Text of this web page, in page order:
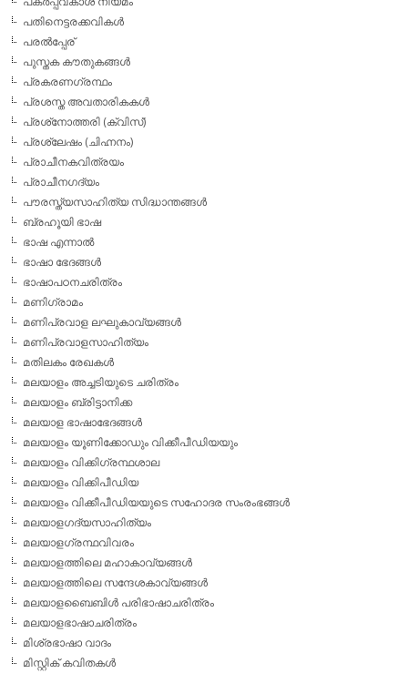
പതിനെട്ടരക്കവികള്‍
പരല്‍പ്പേര്
പുസ്തക കൗതുകങ്ങള്‍
പ്രകരണഗ്രന്ഥം
പ്രശസ്ത അവതാരികകള്‍
പ്രശ്‌നോത്തരി (ക്വിസ്)
പ്രശ്ലേഷം (ചിഹ്നനം)
പ്രാചീനകവിത്രയം
പ്രാചീനഗദ്യം
പൗരസ്ത്യസാഹിത്യ സിദ്ധാന്തങ്ങള്‍
ബ്രഹൂയി ഭാഷ
ഭാഷ എന്നാല്‍
ഭാഷാ ഭേദങ്ങള്‍
ഭാഷാപഠനചരിത്രം
മണിഗ്രാമം
മണിപ്രവാള ലഘുകാവ്യങ്ങള്‍
മണിപ്രവാളസാഹിത്യം
മതിലകം രേഖകള്‍
മലയാളം അച്ചടിയുടെ ചരിത്രം
മലയാളം ബ്രിട്ടാനിക്ക
മലയാള ഭാഷാഭേദങ്ങള്‍
മലയാളം യൂണിക്കോഡും വിക്കീപീഡിയയും
മലയാളം വിക്കിഗ്രന്ഥശാല
മലയാളം വിക്കിപീഡിയ
മലയാളം വിക്കീപീഡിയയുടെ സഹോദര സംരംഭങ്ങള്‍
മലയാളഗദ്യസാഹിത്യം
മലയാളഗ്രന്ഥവിവരം
മലയാളത്തിലെ മഹാകാവ്യങ്ങള്‍
മലയാളത്തിലെ സന്ദേശകാവ്യങ്ങള്‍
മലയാളബൈബിള്‍ പരിഭാഷാചരിത്രം
മലയാളഭാഷാചരിത്രം
മിശ്രഭാഷാ വാദം
മിസ്റ്റിക് കവിതകള്‍